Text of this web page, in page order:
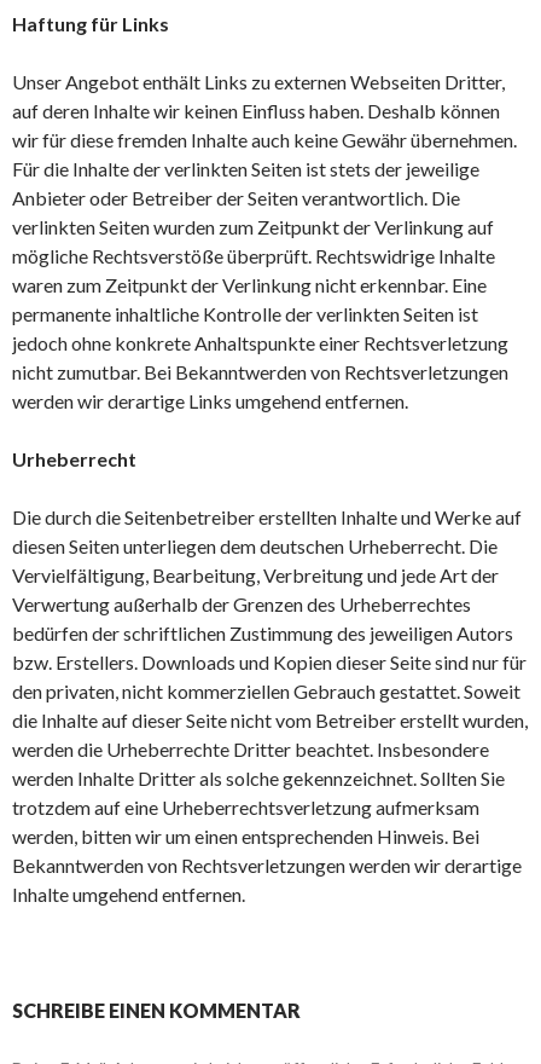
Haftung für Links
Unser Angebot enthält Links zu externen Webseiten Dritter,
auf deren Inhalte wir keinen Einfluss haben. Deshalb können
wir für diese fremden Inhalte auch keine Gewähr übernehmen.
Für die Inhalte der verlinkten Seiten ist stets der jeweilige
Anbieter oder Betreiber der Seiten verantwortlich. Die
verlinkten Seiten wurden zum Zeitpunkt der Verlinkung auf
mögliche Rechtsverstöße überprüft. Rechtswidrige Inhalte
waren zum Zeitpunkt der Verlinkung nicht erkennbar. Eine
permanente inhaltliche Kontrolle der verlinkten Seiten ist
jedoch ohne konkrete Anhaltspunkte einer Rechtsverletzung
nicht zumutbar. Bei Bekanntwerden von Rechtsverletzungen
werden wir derartige Links umgehend entfernen.
Urheberrecht
Die durch die Seitenbetreiber erstellten Inhalte und Werke auf
diesen Seiten unterliegen dem deutschen Urheberrecht. Die
Vervielfältigung, Bearbeitung, Verbreitung und jede Art der
Verwertung außerhalb der Grenzen des Urheberrechtes
bedürfen der schriftlichen Zustimmung des jeweiligen Autors
bzw. Erstellers. Downloads und Kopien dieser Seite sind nur für
den privaten, nicht kommerziellen Gebrauch gestattet. Soweit
die Inhalte auf dieser Seite nicht vom Betreiber erstellt wurden,
werden die Urheberrechte Dritter beachtet. Insbesondere
werden Inhalte Dritter als solche gekennzeichnet. Sollten Sie
trotzdem auf eine Urheberrechtsverletzung aufmerksam
werden, bitten wir um einen entsprechenden Hinweis. Bei
Bekanntwerden von Rechtsverletzungen werden wir derartige
Inhalte umgehend entfernen.
SCHREIBE EINEN KOMMENTAR